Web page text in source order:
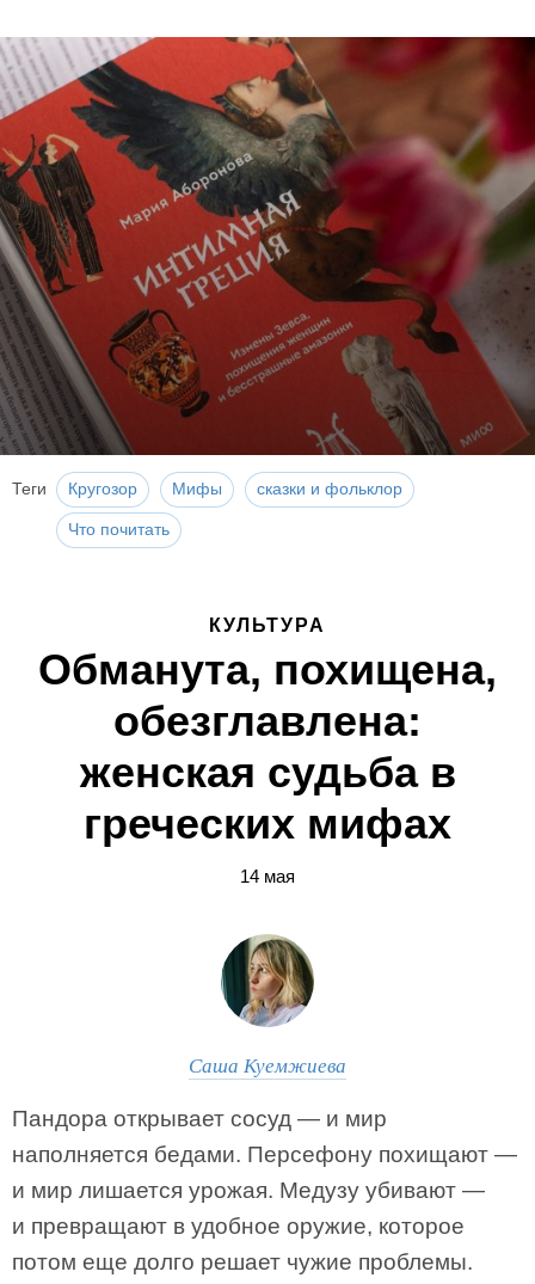
Теги Кругозор Мифы сказки и фольклор
Что почитать
КУЛЬТУРА
Обманута, похищена,
обезглавлена:
женская судьба в
греческих мифах
14 мая
Саша Куемжиева
Пандора открывает сосуд — и мир
наполняется бедами. Персефону похищают —
и мир лишается урожая. Медузу убивают —
и превращают в удобное оружие, которое
потом еще долго решает чужие проблемы.